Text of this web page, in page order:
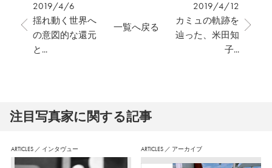
2019/4/6
揺れ動く世界へ
の意図的な還元
と...
2019/4/12
カミュの軌跡を
辿った、⽶⽥知
⼦...
一覧へ戻る
注⽬写真家に関する記事
ARTICLES ／ インタヴュー ARTICLES ／ アーカイブ